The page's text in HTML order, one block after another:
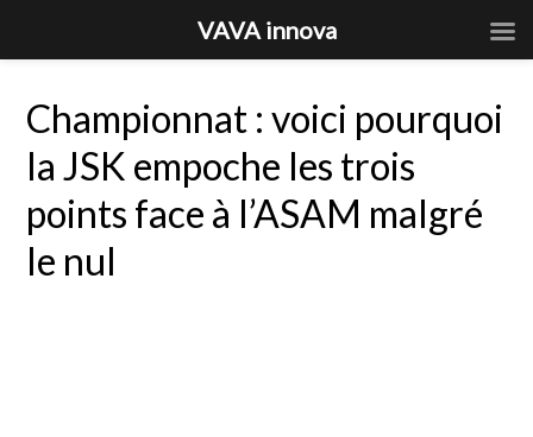
Championnat : voici pourquoi
la JSK empoche les trois
points face à l’ASAM malgré
le nul
VAVA innova